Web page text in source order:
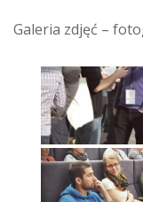
Galeria zdjęć –